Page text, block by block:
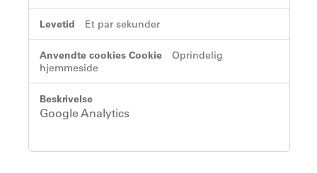
Et par sekunder
Oprindelig
hjemmeside
Google Analytics